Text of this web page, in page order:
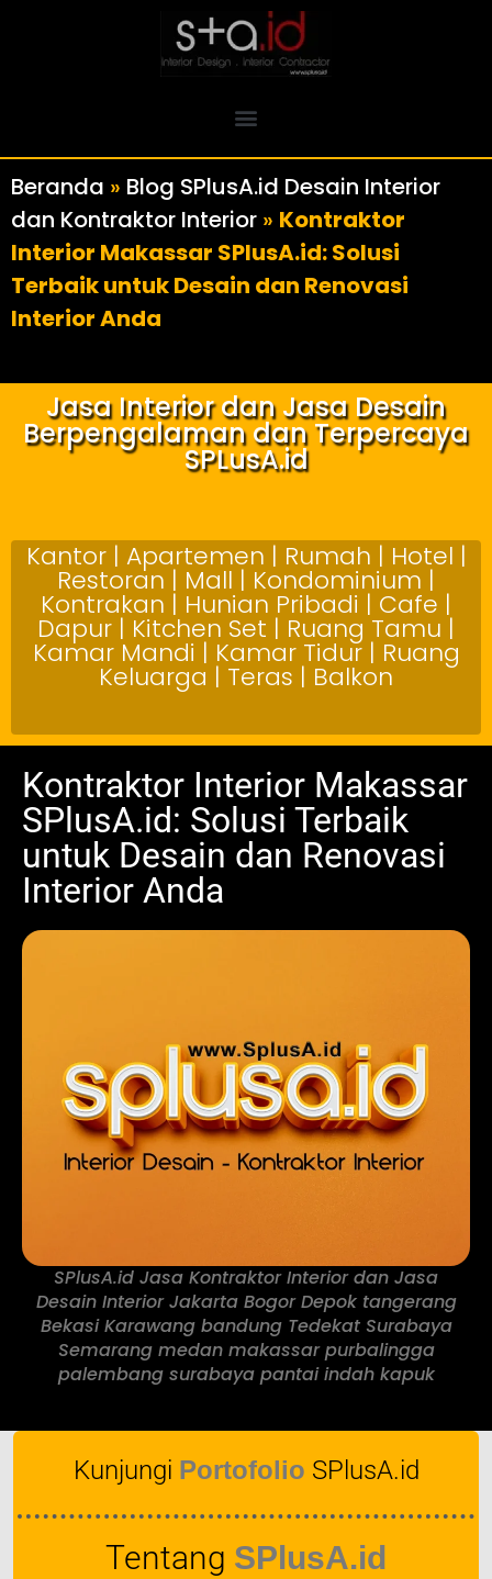
Beranda » Blog SPlusA.id Desain Interior
dan Kontraktor Interior » Kontraktor
Interior Makassar SPlusA.id: Solusi
Terbaik untuk Desain dan Renovasi
Interior Anda
Jasa Interior dan Jasa Desain
Berpengalaman dan Terpercaya
SPLusA.id
Kantor | Apartemen | Rumah | Hotel |
Restoran | Mall | Kondominium |
Kontrakan | Hunian Pribadi | Cafe |
Dapur | Kitchen Set | Ruang Tamu |
Kamar Mandi | Kamar Tidur | Ruang
Keluarga | Teras | Balkon
Kontraktor Interior Makassar
SPlusA.id: Solusi Terbaik
untuk Desain dan Renovasi
Interior Anda
SPlusA.id Jasa Kontraktor Interior dan Jasa
Desain Interior Jakarta Bogor Depok tangerang
Bekasi Karawang bandung Tedekat Surabaya
Semarang medan makassar purbalingga
palembang surabaya pantai indah kapuk
Kunjungi Portofolio SPlusA.id
Tentang SPlusA.id